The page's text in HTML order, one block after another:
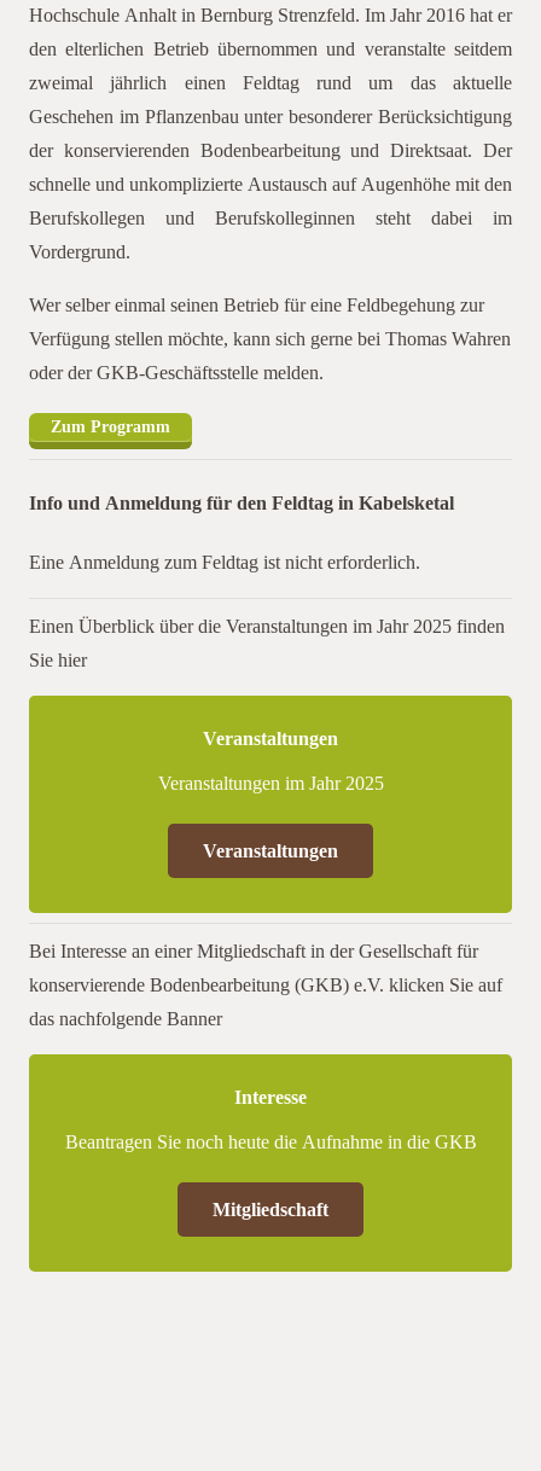
Hochschule Anhalt in Bernburg Strenzfeld. Im Jahr 2016 hat er
den elterlichen Betrieb übernommen und veranstalte seitdem
zweimal jährlich einen Feldtag rund um das aktuelle
Geschehen im Pflanzenbau unter besonderer Berücksichtigung
der konservierenden Bodenbearbeitung und Direktsaat. Der
schnelle und unkomplizierte Austausch auf Augenhöhe mit den
Berufskollegen und Berufskolleginnen steht dabei im
Vordergrund.
Wer selber einmal seinen Betrieb für eine Feldbegehung zur
Verfügung stellen möchte, kann sich gerne bei Thomas Wahren
oder der GKB-Geschäftsstelle melden.
Zum Programm
Info und Anmeldung für den Feldtag in Kabelsketal
Eine Anmeldung zum Feldtag ist nicht erforderlich.
Einen Überblick über die Veranstaltungen im Jahr 2025 finden
Sie hier
Veranstaltungen
Veranstaltungen im Jahr 2025
Veranstaltungen
Bei Interesse an einer Mitgliedschaft in der Gesellschaft für
konservierende Bodenbearbeitung (GKB) e.V. klicken Sie auf
das nachfolgende Banner
Interesse
Beantragen Sie noch heute die Aufnahme in die GKB
Mitgliedschaft